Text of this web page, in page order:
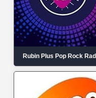
Rubin Plus Pop Rock